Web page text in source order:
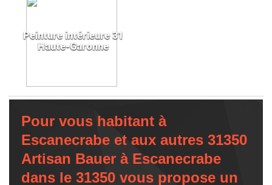
Peinture intérieure 31
Haute-Garonne
Pour vous habitant à
Escanecrabe et aux autres 31350
Artisan Bauer à Escanecrabe
dans le 31350 vous propose un